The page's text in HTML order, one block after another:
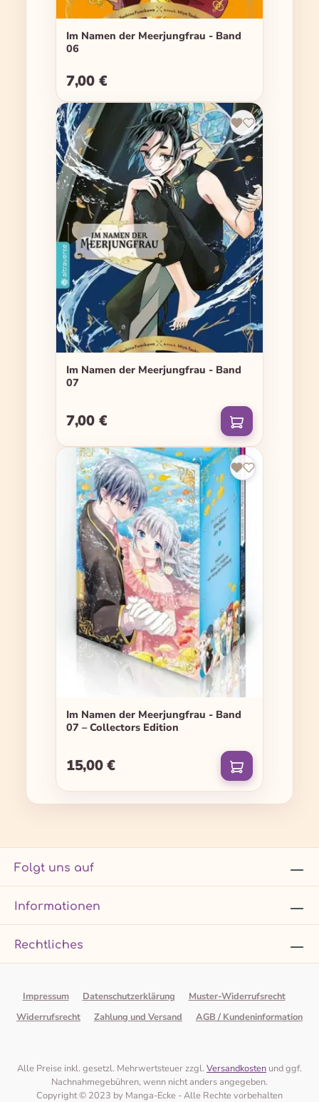
Im Namen der Meerjungfrau - Band
06
Regulärer Preis:
7,00 €
Im Namen der Meerjungfrau - Band
07
Regulärer Preis:
7,00 €
Im Namen der Meerjungfrau - Band
07 – Collectors Edition
Regulärer Preis:
15,00 €
Folgt uns auf
Informationen
Rechtliches
Impressum Datenschutzerklärung
Muster-Widerrufsrecht
Widerrufsrecht
Zahlung und Versand AGB / Kundeninformation
Alle Preise inkl. gesetzl. Mehrwertsteuer zzgl. Versandkosten und ggf.
Nachnahmegebühren, wenn nicht anders angegeben.
Copyright © 2023 by Manga-Ecke - Alle Rechte vorbehalten